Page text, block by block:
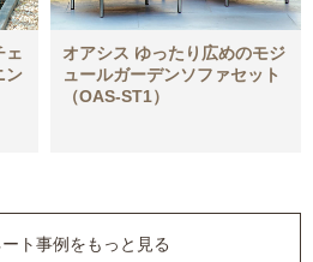
ェ
ン
オアシス ゆったり広めのモジ
ュールガーデンソファセット
（OAS-ST1）
ト事例をもっと見る